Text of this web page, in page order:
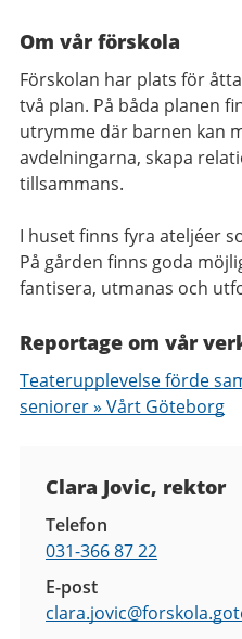
Om vår förskola
Förskolan har plats för
två plan. På båda planen
utrymme där barnen kan
avdelningarna, skapa
tillsammans.
I huset finns fyra ateljéer
På gården finns goda
fantisera, utmanas och
Reportage om vår
Teaterupplevelse förde
seniorer » Vårt Göteborg
Clara Jovic, rektor
Telefon
031-366 87 22
E-post
clara.jovic@